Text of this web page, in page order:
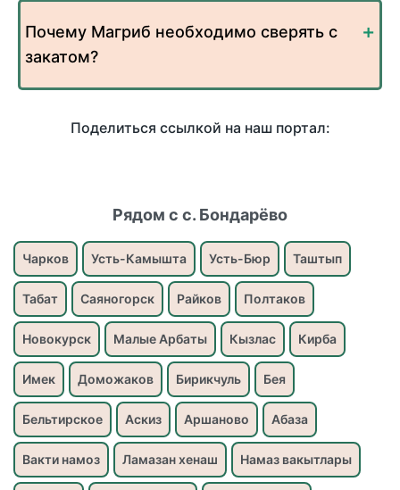
Почему Магриб необходимо сверять с
закатом?
Поделиться ссылкой на наш портал:
Рядом с с. Бондарёво
Чарков Усть-Камышта Усть-Бюр Таштып
Табат Саяногорск Райков Полтаков
Новокурск Малые Арбаты Кызлас Кирба
Имек Доможаков Бирикчуль Бея
Бельтирское Аскиз Аршаново Абаза
Вакти намоз Ламазан хенаш Намаз вакытлары